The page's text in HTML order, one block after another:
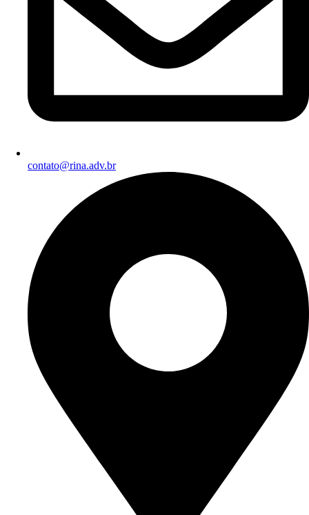
contato@rina.adv.br